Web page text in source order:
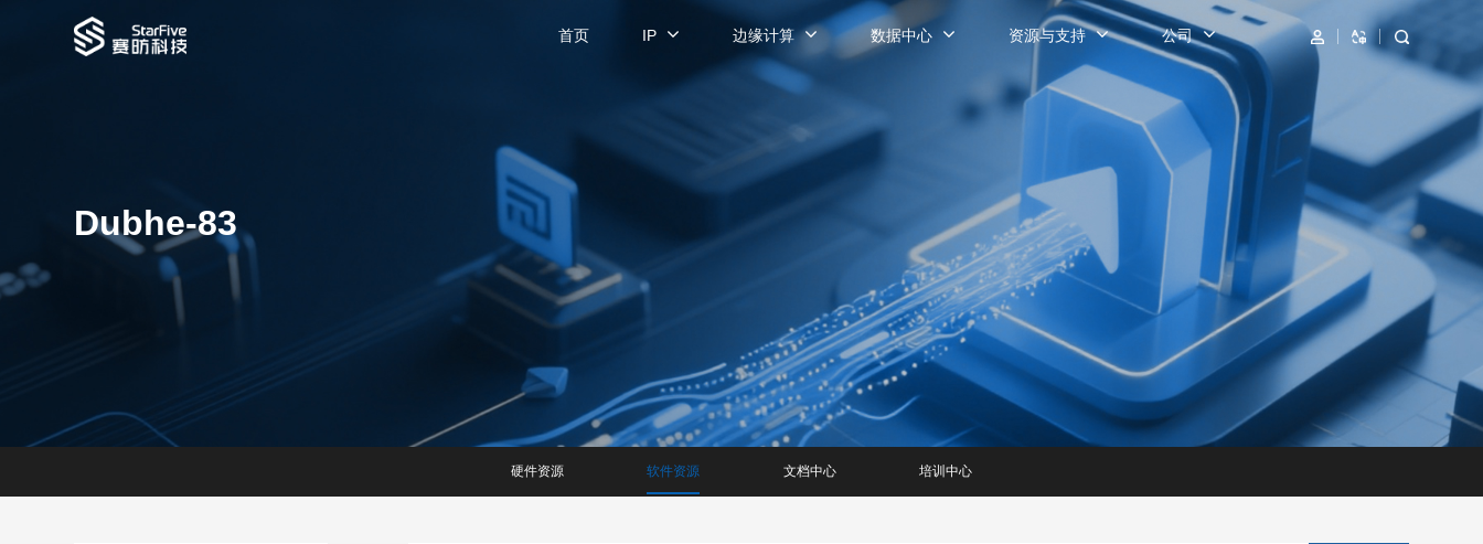
首页 IP 边缘计算 数据中心 资源与支持 公司
Dubhe-83
硬件资源 软件资源 文档中心 培训中心